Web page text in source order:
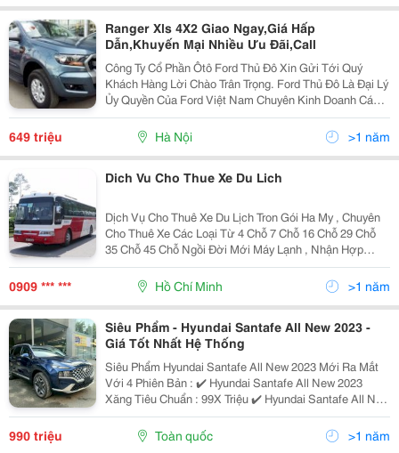
Ranger Xls 4X2 Giao Ngay,Giá Hấp
Dẫn,Khuyến Mại Nhiều Ưu Đãi,Call
Công Ty Cổ Phần Ôtô Ford Thủ Đô Xin Gửi Tới Quý
Khách Hàng Lời Chào Trân Trọng. Ford Thủ Đô Là Đại Lý
Ủy Quyền Của Ford Việt Nam Chuyên Kinh Doanh Các
Loại Xe Ô Tô Ford , Cung Cấp Vật Tư Phụ Tùng Chính
Hãng Và Bảo Hành Bảo Dưỡng Xe Ôtô Ford.
649 triệu Hà Nội >1 năm
Dich Vu Cho Thue Xe Du Lich
Dịch Vụ Cho Thuê Xe Du Lịch Tron Gói Ha My , Chuyên
Cho Thuê Xe Các Loại Từ 4 Chỗ 7 Chỗ 16 Chỗ 29 Chỗ
35 Chỗ 45 Chỗ Ngồi Đời Mới Máy Lạnh , Nhận Hợp
Đồng Tham Quan Du Lịch Trong Nước , Nhận Hợp Đồng
Thuê Xe Tháng Theo Nhiều Hình Thức Khác Nhau ... Để
0909 *** *** Hồ Chí Minh >1 năm
Siêu Phẩm - Hyundai Santafe All New 2023 -
Giá Tốt Nhất Hệ Thống
Siêu Phẩm Hyundai Santafe All New 2023 Mới Ra Mắt
Với 4 Phiên Bản : ✔️ Hyundai Santafe All New 2023
Xăng Tiêu Chuẩn : 99X Triệu ✔️ Hyundai Santafe All New
2023 Xăng Premium : 1.18X Triệu ✔️ Hyundai Santafe All
New 2023 Dầu Tiêu Chuẩn : 1.09X
990 triệu Toàn quốc >1 năm